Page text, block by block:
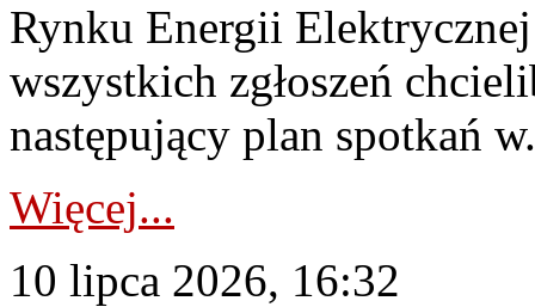
Rynku Energii
wszystkich zgłoszeń
następujący plan spotkań
Więcej...
10 lipca 2026, 16:32